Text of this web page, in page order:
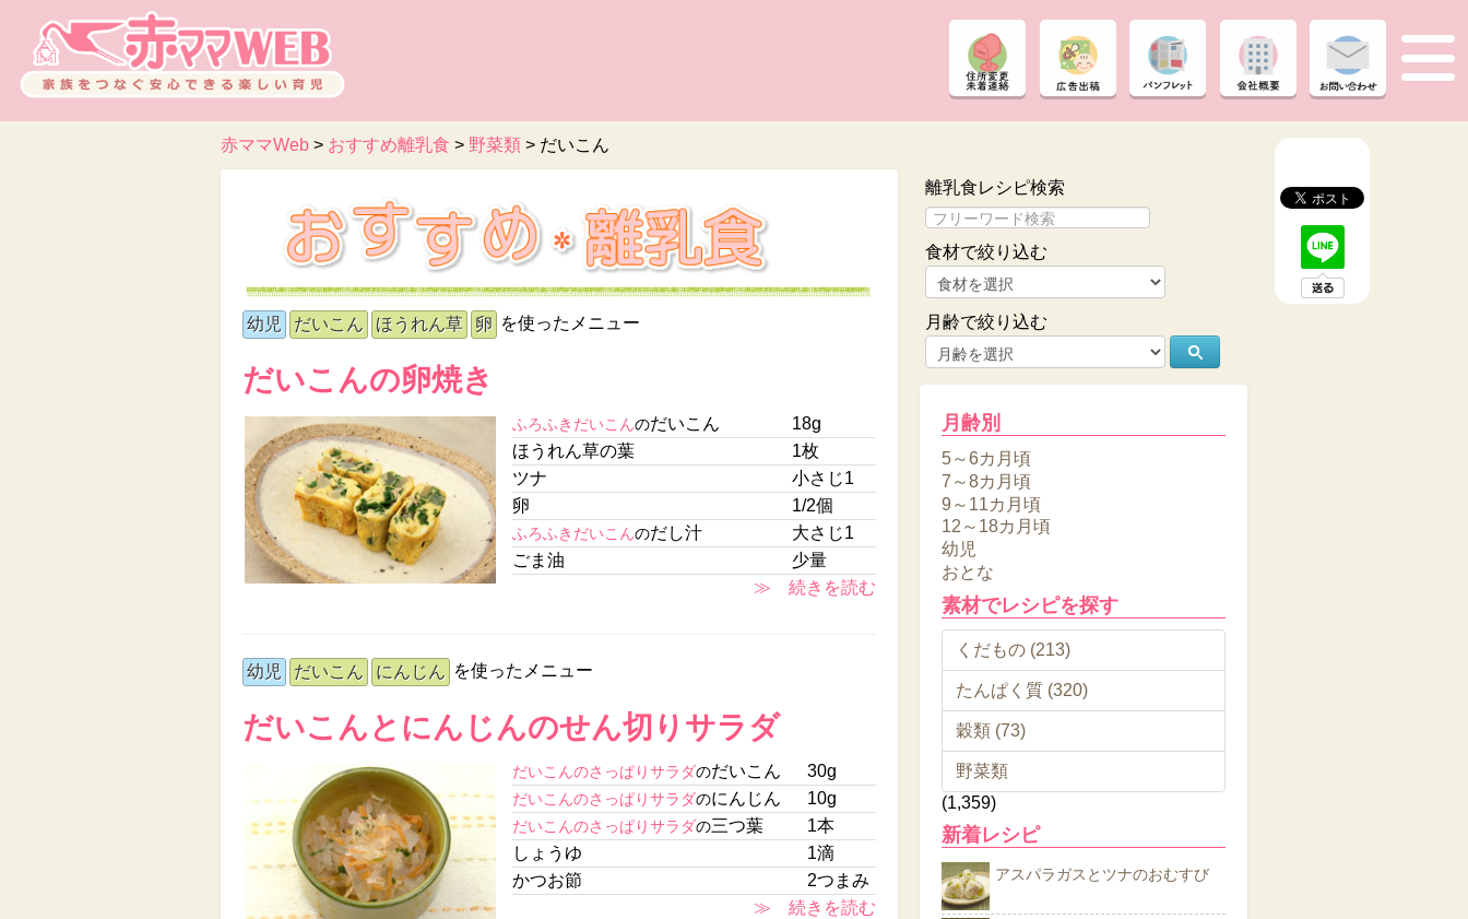
赤ママWeb > おすすめ離乳食 > 野菜類 > だいこん
幼児 だいこん ほうれん草 卵 を使ったメニュー
だいこんの卵焼き
ふろふきだいこんのだいこん
18g
ほうれん草の葉
1枚
ツナ
小さじ1
卵
1/2個
ふろふきだいこんのだし汁
大さじ1
ごま油
少量
≫ 続きを読む
幼児 だいこん にんじん を使ったメニュー
だいこんとにんじんのせん切りサラダ
だいこんのさっぱりサラダのだいこん 30g
だいこんのさっぱりサラダのにんじん 10g
だいこんのさっぱりサラダの三つ葉
1本
しょうゆ
1滴
かつお節
2つまみ
≫ 続きを読む
離乳食レシピ検索
食材で絞り込む
月齢で絞り込む
月齢別
5～6カ月頃
7～8カ月頃
9～11カ月頃
12～18カ月頃
幼児
おとな
素材でレシピを探す
くだもの (213)
たんぱく質 (320)
穀類 (73)
野菜類
(1,359)
新着レシピ
アスパラガスとツナのおむすび